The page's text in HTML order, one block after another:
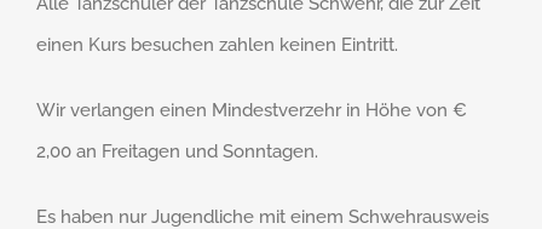
einen Kurs besuchen zahlen keinen Eintritt.
Wir verlangen einen Mindestverzehr in Höhe von €
2,00 an Freitagen und Sonntagen.
Es haben nur Jugendliche mit einem Schwehrausweis